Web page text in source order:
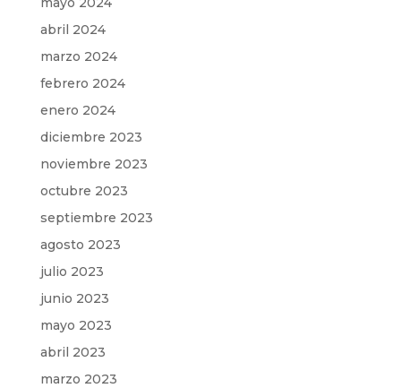
abril 2024
marzo 2024
febrero 2024
enero 2024
diciembre 2023
noviembre 2023
octubre 2023
septiembre 2023
agosto 2023
julio 2023
junio 2023
mayo 2023
abril 2023
marzo 2023